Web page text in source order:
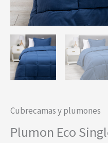
Cubrecamas y plumones
Plumon Eco